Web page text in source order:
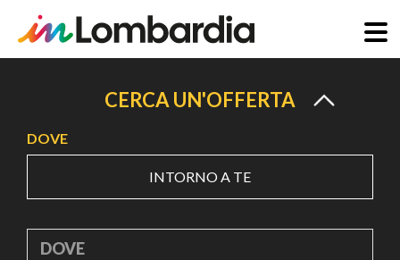
principale
CERCA UN'OFFERTA
DOVE
INTORNO A TE
DOVE